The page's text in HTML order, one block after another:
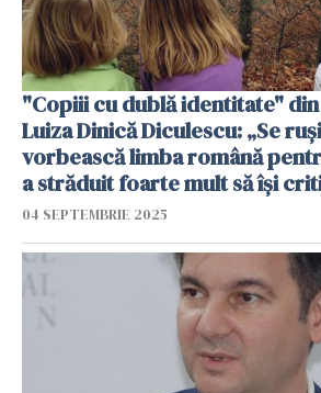
"Copiii cu dublă identitate"
Luiza Dinică Diculescu: „Se
vorbească limba română
a străduit foarte mult să își
VIDEO
04 SEPTEMBRIE 2025